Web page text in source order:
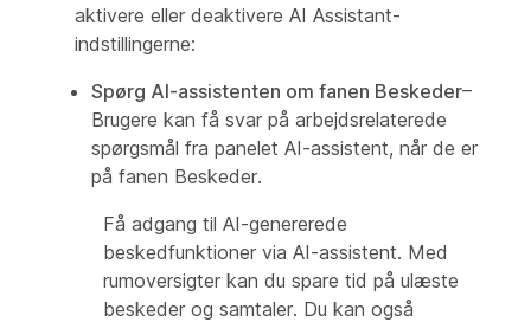
aktivere eller deaktivere AI Assistant-
indstillingerne:
Spørg AI-assistenten om fanen Beskeder–
Brugere kan få svar på arbejdsrelaterede
spørgsmål fra panelet AI-assistent, når de er
på fanen Beskeder.
Få adgang til AI-genererede
beskedfunktioner via AI-assistent. Med
rumoversigter kan du spare tid på ulæste
beskeder og samtaler. Du kan også